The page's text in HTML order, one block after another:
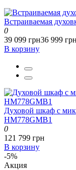
Встраиваемая
0
39 099 грн36 999 грн
В корзину
Духовой шкаф с
HM778GMB1
0
121 799 грн
В корзину
-5%
Акция